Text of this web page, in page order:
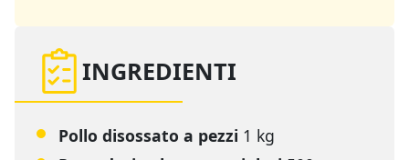
INGREDIENTI
Pollo disossato a pezzi 1 kg